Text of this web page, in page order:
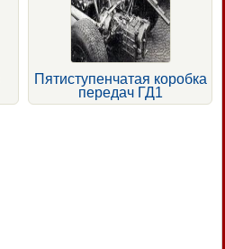
Пятиступенчатая коробка
передач ГД1